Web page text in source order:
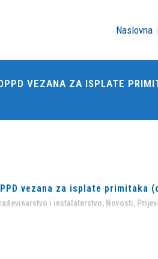
Naslovna
VEZANA ZA ISPLATE
vezana za isplate
i instalaterstvo, Novosti,